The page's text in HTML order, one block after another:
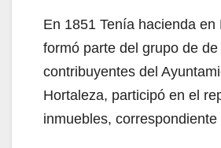
En 1851 Tenía hacienda en
formó parte del grupo de
contribuyentes del
Hortaleza, participó en el
inmuebles,